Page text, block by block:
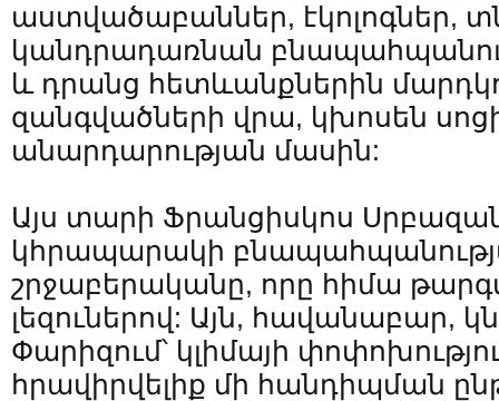
աստվածաբաններ, էկոլոգներ,
կանդրադառնան
և դրանց հետևանքներին
զանգվածների վրա, կխոսեն
անարդարության մասին:
Այս տարի Ֆրանցիսկոս
կհրապարակի
շրջաբերականը, որը հիմա
լեզուներով: Այն, հավանաբար,
Փարիզում՝ կլիմայի
հրավիրվելիք մի հանդիպման